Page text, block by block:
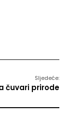
Sljedeće:
čuvari prirode